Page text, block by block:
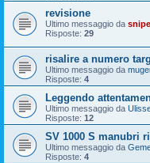
revisione
Ultimo messaggio da
Risposte: 29
risalire a numero
Ultimo messaggio da
Risposte: 4
Leggendo
Ultimo messaggio da
Risposte: 12
SV 1000 S manubri
Ultimo messaggio da
Risposte: 4